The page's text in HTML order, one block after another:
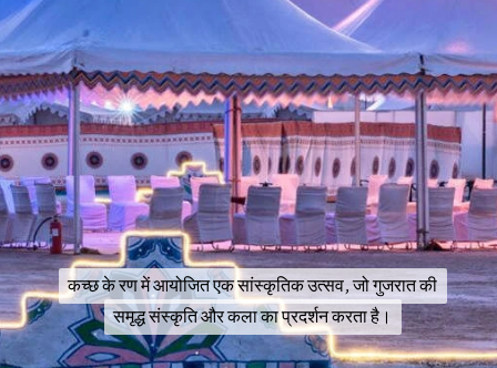
कच्छ के रण में आयोजित एक सांस्कृतिक उत्सव, जो गुजरात की
समृद्ध संस्कृति और कला का प्रदर्शन करता है।
कच्छ के रण में आयोजित एक सांस्कृतिक उत्सव, जो गुजरात की
समृद्ध संस्कृति और कला का प्रदर्शन करता है।